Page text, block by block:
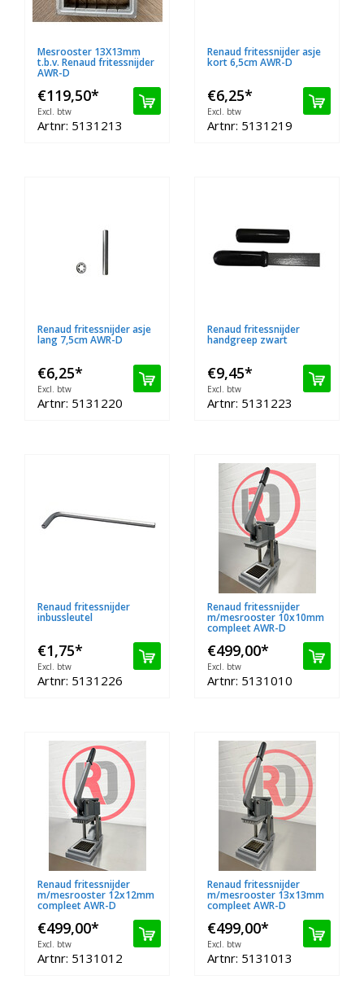
Mesrooster 13X13mm
t.b.v. Renaud fritessnijder
AWR-D
€119,50*
Excl. btw
Artnr: 5131213
Renaud fritessnijder asje
kort 6,5cm AWR-D
€6,25*
Excl. btw
Artnr: 5131219
Renaud fritessnijder asje
lang 7,5cm AWR-D
€6,25*
Excl. btw
Artnr: 5131220
Renaud fritessnijder
handgreep zwart
€9,45*
Excl. btw
Artnr: 5131223
Renaud fritessnijder
inbussleutel
€1,75*
Excl. btw
Artnr: 5131226
Renaud fritessnijder
m/mesrooster 10x10mm
compleet AWR-D
€499,00*
Excl. btw
Artnr: 5131010
Renaud fritessnijder
m/mesrooster 12x12mm
compleet AWR-D
€499,00*
Excl. btw
Artnr: 5131012
Renaud fritessnijder
m/mesrooster 13x13mm
compleet AWR-D
€499,00*
Excl. btw
Artnr: 5131013